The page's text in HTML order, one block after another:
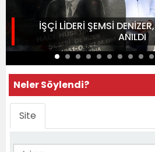
İŞÇİ LİDERİ ŞEMSİ
ANILDI
Neler Söylendi?
Site